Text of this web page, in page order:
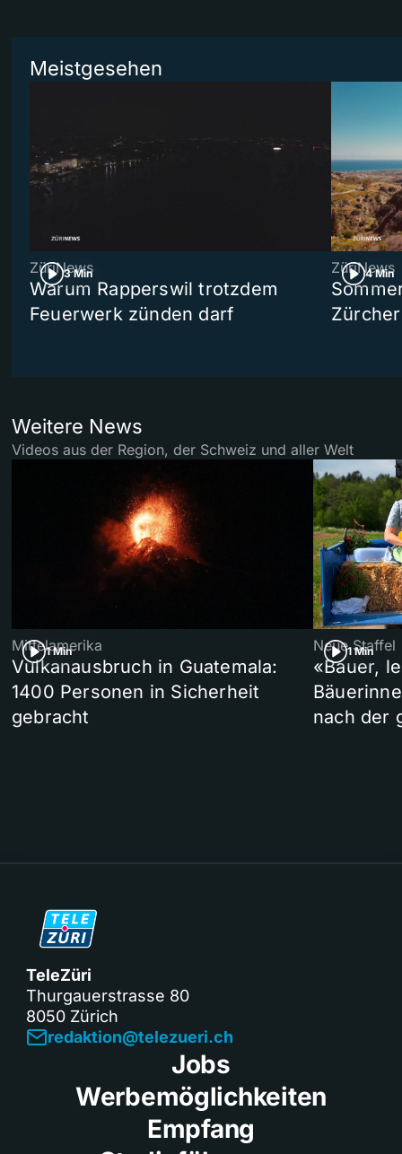
Meistgesehen
3 Min
ZüriNews
Warum Rapperswil trotzdem
Feuerwerk zünden darf
4 Min
ZüriNews
Weitere News
Videos aus der Region, der Schweiz und aller Welt
1 Min
Mittelamerika
Vulkanausbruch in Guatemala:
1400 Personen in Sicherheit
gebracht
1 Min
Neue Staffel
«Bauer,
nach der
TeleZüri
Thurgauerstrasse 80
8050 Zürich
redaktion@telezueri.ch
Jobs
Werbemöglichkeiten
Empfang